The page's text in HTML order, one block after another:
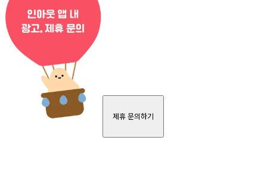
제휴 문의하기